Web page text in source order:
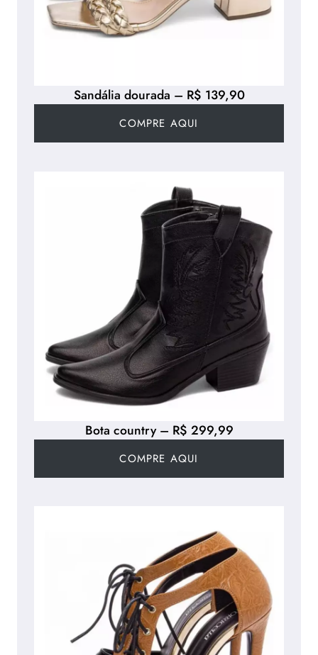
Sandália dourada – R$ 139,90
COMPRE AQUI
Bota country – R$ 299,99
COMPRE AQUI